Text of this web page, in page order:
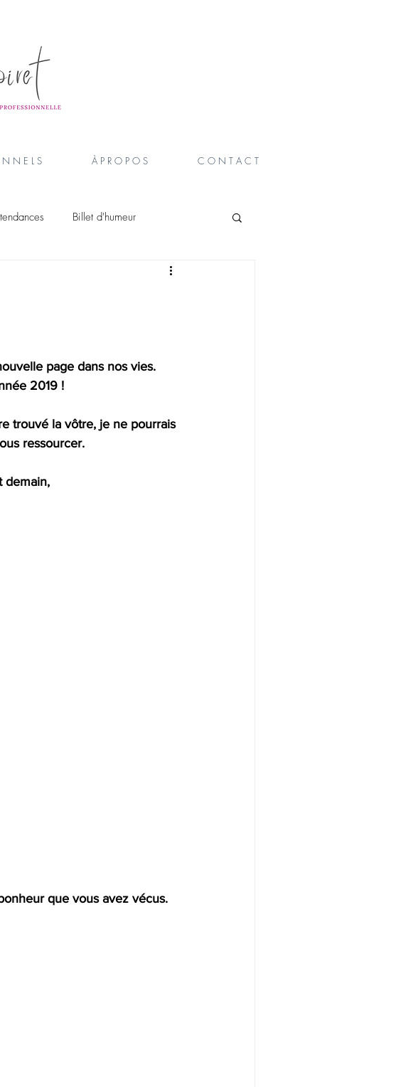
N N E L S À P R O P O S C O N T A C T
Billet d'humeur
page dans nos vies.
2019 !
trouvé la vôtre, je ne pourrais
ressourcer.
demain,
que vous avez vécus.